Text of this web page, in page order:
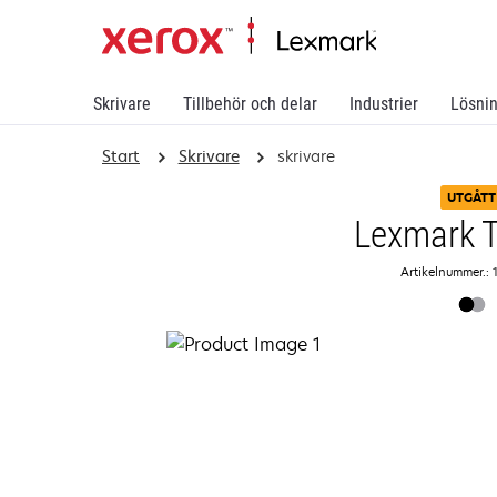
Skrivare Tillbehör och delar Industrier
Start Skrivare skrivare
UTGÅTT
Lexmark
Artikelnummer.: